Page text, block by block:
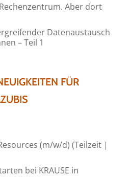
Aber dort
Datenaustausch
– Teil 1
FÜR
(m/w/d) (Teilzeit |
bei KRAUSE in